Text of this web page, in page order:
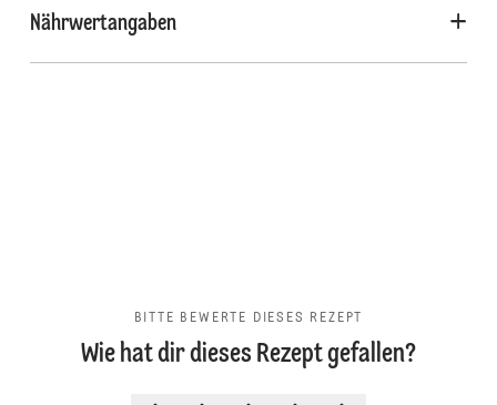
Nährwertangaben
BITTE BEWERTE DIESES REZEPT
Wie hat dir dieses Rezept gefallen?